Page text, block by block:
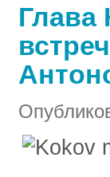
Глава